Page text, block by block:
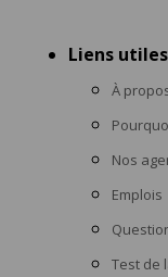
Liens utiles
À
Nos
Emplois
Test de